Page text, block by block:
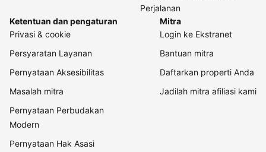
Perjalanan
Ketentuan dan pengaturan
Privasi & cookie
Persyaratan Layanan
Pernyataan Aksesibilitas
Masalah mitra
Pernyataan Perbudakan
Modern
Pernyataan Hak Asasi
Mitra
Login ke Ekstranet
Bantuan mitra
Daftarkan properti Anda
Jadilah mitra afiliasi kami